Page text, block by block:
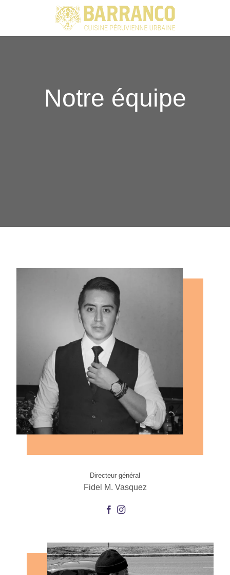
Notre équipe
Directeur général
Fidel M. Vasquez